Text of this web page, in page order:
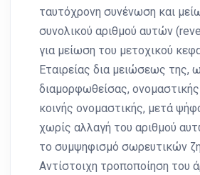
ταυτόχρονη συνένωση και
συνολικού αριθµού αυτών
για μείωση του μετοχικού
Εταιρείας δια μειώσεως της,
διαμορφωθείσας,
κοινής ονοµαστικής, µετά
χωρίς αλλαγή του αριθμού
το συμψηφισμό σωρευτικών
Αντίστοιχη τροποποίηση του